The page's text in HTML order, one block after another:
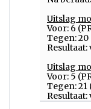
Uitslag
Voor: 6
Tegen: 20
Uitslag
Voor: 5
Tegen: 21